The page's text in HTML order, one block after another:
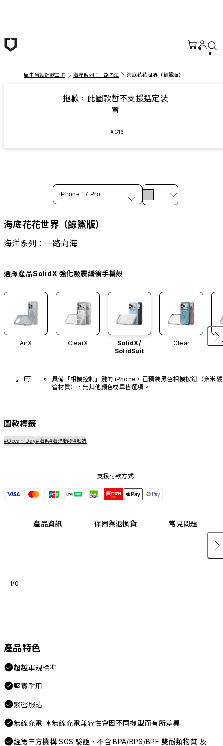
犀牛盾設計款工坊 海洋系列：一路向海 海底花花世界（鯨鯊版）
抱歉，此圖款暫不支援選定裝
置
AG16
iPhone 17 Pro
海底花花世界（鯨鯊版）
海洋系列：一路向海
選擇產品SolidX 強化吸震緩衝手機殼
AirX ClearX
SolidX/
SolidSuit
Clear
具備「相機控制」鍵的 iPhone，已預裝黑色相機按鈕（奈米碳
管材質），無其他顏色或單售選項。
圖款標籤
#Ocean Day#海系#海洋動物#地誌
支援付款方式
產品資訊 保固與退換貨 常見問題
1/0
產品特色
超越軍規標準
堅實耐用
緊密服貼
無線充電 ＊無線充電兼容性會因不同機型而有所差異
經第三方機構 SGS 驗證，不含 BPA/BPS/BPF 雙酚類物質 及